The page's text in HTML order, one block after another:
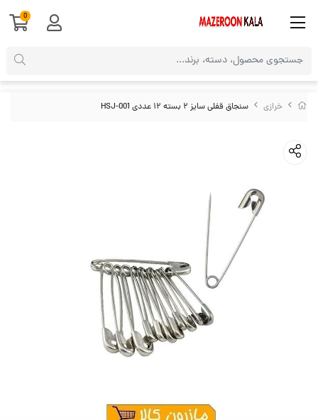
خرازی سنجاق قفلی سایز ۲ بسته ۱۲ عددی HSJ-001
0